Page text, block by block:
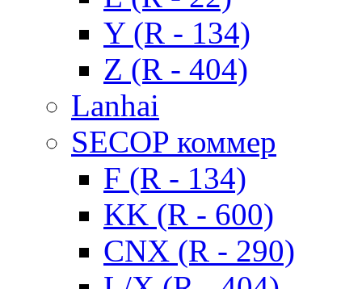
Y (R - 134)
Z (R - 404)
Lanhai
SECOP коммер
F (R - 134)
KK (R - 600)
CNX (R - 290)